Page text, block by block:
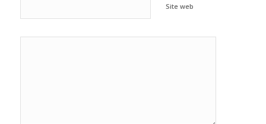
Site web